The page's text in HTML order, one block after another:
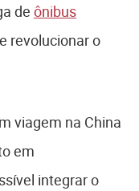
de ônibus
revolucionar o
viagem na China
em
integrar o